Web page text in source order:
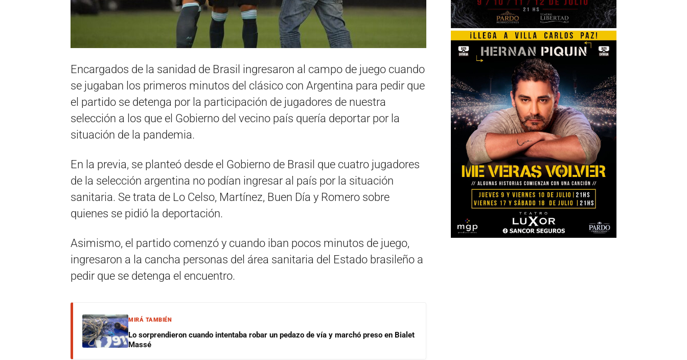
Encargados de la sanidad de Brasil ingresaron al campo de juego cuando
se jugaban los primeros minutos del clásico con Argentina para pedir que
el partido se detenga por la participación de jugadores de nuestra
selección a los que el Gobierno del vecino país quería deportar por la
situación de la pandemia.
En la previa, se planteó desde el Gobierno de Brasil que cuatro jugadores
de la selección argentina no podían ingresar al país por la situación
sanitaria. Se trata de Lo Celso, Martínez, Buen Día y Romero sobre
quienes se pidió la deportación.
Asimismo, el partido comenzó y cuando iban pocos minutos de juego,
ingresaron a la cancha personas del área sanitaria del Estado brasileño a
pedir que se detenga el encuentro.
MIRÁ TAMBIÉN
Lo sorprendieron cuando intentaba robar un pedazo de vía y marchó preso en Bialet
Massé